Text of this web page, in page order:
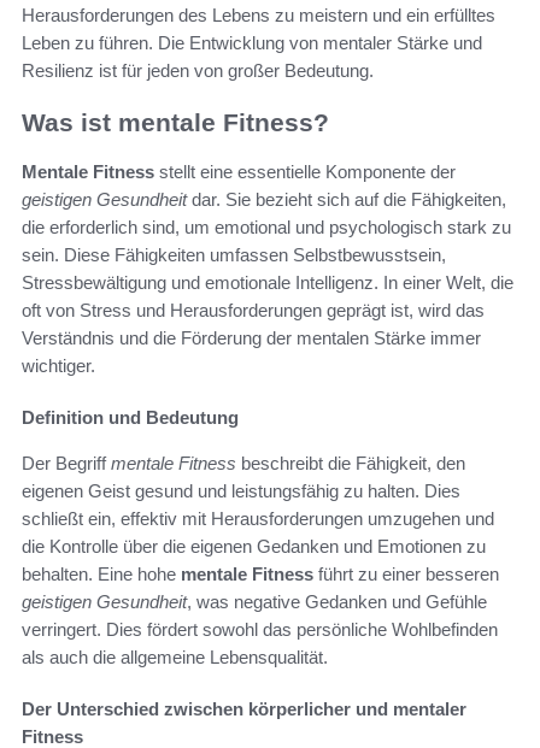
Herausforderungen des Lebens zu meistern und ein erfülltes
Leben zu führen. Die Entwicklung von mentaler Stärke und
Resilienz ist für jeden von großer Bedeutung.
Was ist mentale Fitness?
Mentale Fitness stellt eine essentielle Komponente der
geistigen Gesundheitdar. Sie bezieht sich auf die Fähigkeiten,
die erforderlich sind, um emotional und psychologisch stark zu
sein. Diese Fähigkeiten umfassen Selbstbewusstsein,
Stressbewältigung und emotionale Intelligenz. In einer Welt, die
oft von Stress und Herausforderungen geprägt ist, wird das
Verständnis und die Förderung der mentalen Stärke immer
wichtiger.
Definition und Bedeutung
Der Begriffmentale Fitness beschreibt die Fähigkeit, den
eigenen Geist gesund und leistungsfähig zu halten. Dies
schließt ein, effektiv mit Herausforderungen umzugehen und
die Kontrolle über die eigenen Gedanken und Emotionen zu
behalten. Eine hohe mentale Fitness führt zu einer besseren
geistigen Gesundheit, was negative Gedanken und Gefühle
verringert. Dies fördert sowohl das persönliche Wohlbefinden
als auch die allgemeine Lebensqualität.
Der Unterschied zwischen körperlicher und mentaler
Fitness